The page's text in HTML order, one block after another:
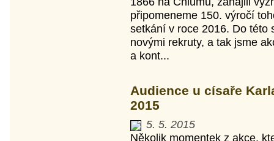
připomeneme 150. výročí
setkání v roce 2016. Do této
novými rekruty, a tak jsme
a kont...
Audience u císaře
2015
5. 5. 2015
Několik momentek z akce,